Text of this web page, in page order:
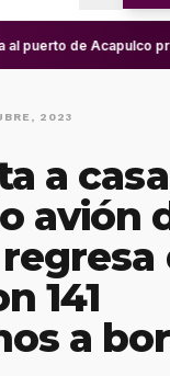
al puerto de Acapulco
2023
a
avión
141
a